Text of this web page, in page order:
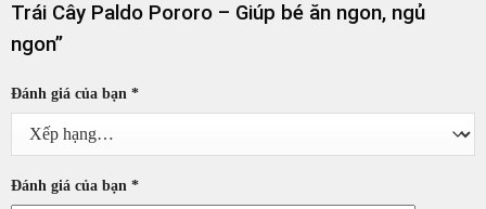
Trái Cây Paldo Pororo – Giúp bé ăn ngon, ngủ
ngon”
Đánh giá của bạn *
Đánh giá của bạn *